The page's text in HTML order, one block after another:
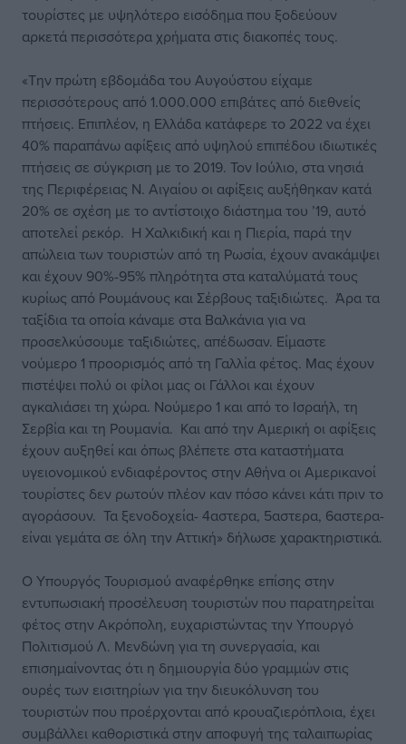
τουρίστες με υψηλότερο εισόδημα που ξοδεύουν
αρκετά περισσότερα χρήματα στις διακοπές τους.
«Την πρώτη εβδομάδα του Αυγούστου είχαμε
περισσότερους από 1.000.000 επιβάτες από διεθνείς
πτήσεις. Επιπλέον, η Ελλάδα κατάφερε το 2022 να έχει
40% παραπάνω αφίξεις από υψηλού επιπέδου ιδιωτικές
πτήσεις σε σύγκριση με το 2019. Τον Ιούλιο, στα νησιά
της Περιφέρειας Ν. Αιγαίου οι αφίξεις αυξήθηκαν κατά
20% σε σχέση με το αντίστοιχο διάστημα του ’19, αυτό
αποτελεί ρεκόρ. Η Χαλκιδική και η Πιερία, παρά την
απώλεια των τουριστών από τη Ρωσία, έχουν ανακάμψει
και έχουν 90%-95% πληρότητα στα καταλύματά τους
κυρίως από Ρουμάνους και Σέρβους ταξιδιώτες. Άρα τα
ταξίδια τα οποία κάναμε στα Βαλκάνια για να
προσελκύσουμε ταξιδιώτες, απέδωσαν. Είμαστε
νούμερο 1 προορισμός από τη Γαλλία φέτος. Μας έχουν
πιστέψει πολύ οι φίλοι μας οι Γάλλοι και έχουν
αγκαλιάσει τη χώρα. Νούμερο 1 και από το Ισραήλ, τη
Σερβία και τη Ρουμανία. Και από την Αμερική οι αφίξεις
έχουν αυξηθεί και όπως βλέπετε στα καταστήματα
υγειονομικού ενδιαφέροντος στην Αθήνα οι Αμερικανοί
τουρίστες δεν ρωτούν πλέον καν πόσο κάνει κάτι πριν το
αγοράσουν. Τα ξενοδοχεία- 4αστερα, 5αστερα, 6αστερα-
είναι γεμάτα σε όλη την Αττική» δήλωσε χαρακτηριστικά.
Ο Υπουργός Τουρισμού αναφέρθηκε επίσης στην
εντυπωσιακή προσέλευση τουριστών που παρατηρείται
φέτος στην Ακρόπολη, ευχαριστώντας την Υπουργό
Πολιτισμού Λ. Μενδώνη για τη συνεργασία, και
επισημαίνοντας ότι η δημιουργία δύο γραμμών στις
ουρές των εισιτηρίων για την διευκόλυνση του
τουριστών που προέρχονται από κρουαζιερόπλοια, έχει
συμβάλλει καθοριστικά στην αποφυγή της ταλαιπωρίας